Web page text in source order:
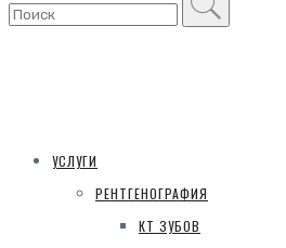
УСЛУГИ
РЕНТГЕНОГРАФИЯ
КТ ЗУБОВ